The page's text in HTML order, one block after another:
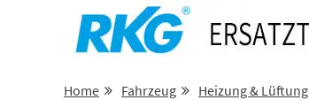
Home Fahrzeug Heizung & Lüftung